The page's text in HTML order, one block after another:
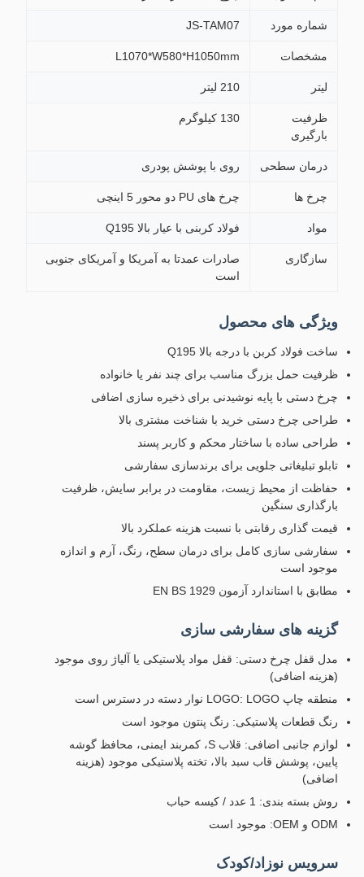
شماره مورد JS-TAM07
مشخصات L1070*W580*H1050mm
لیتر 210 لیتر
ظرفیت
بارگیری
130 کیلوگرم
درمان سطحی روی با پوشش پودری
چرخ ها چرخ های PU دو محور 5 اینچی
مواد فولاد کربنی با عیار بالا Q195
سازگاری
صادرات عمدتا به آمریکا و آمریکای جنوبی
است
ویژگی های محصول
ساخت فولاد کربن با درجه بالا Q195
ظرفیت حمل بزرگ مناسب برای چند نفر یا خانواده
چرخ دستی با پایه نوشیدنی برای ذخیره سازی اضافی
طراحی چرخ دستی خرید با شناخت مشتری بالا
طراحی ساده با ساختار محکم و کاربر پسند
تابلو تبلیغاتی جلویی برای برندسازی سفارشی
حفاظت از محیط زیست، مقاومت در برابر سایش، ظرفیت
بارگذاری سنگین
قیمت گذاری رقابتی با نسبت هزینه عملکرد بالا
سفارشی سازی کامل برای درمان سطح، رنگ، آرم و اندازه
موجود است
مطابق با استاندارد آزمون EN BS 1929
گزینه های سفارشی سازی
مدل قفل چرخ دستی: قفل مواد پلاستیکی یا آلیاژ روی موجود
(هزینه اضافی)
منطقه چاپ LOGO: LOGO نوار دسته در دسترس است
رنگ قطعات پلاستیکی: رنگ پنتون موجود است
لوازم جانبی اضافی: قلاب S، کمربند ایمنی، محافظ گوشه
پایین، پوشش قاب سبد بالا، تخته پلاستیکی موجود (هزینه
اضافی)
روش بسته بندی: 1 عدد / کیسه حباب
ODM و OEM: موجود است
سرویس نوزاد/کودک